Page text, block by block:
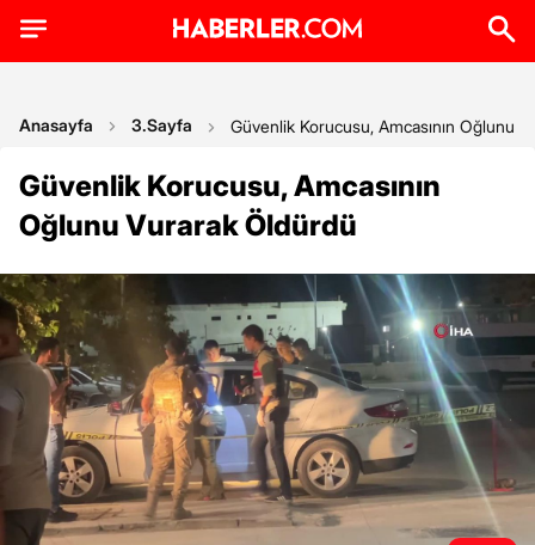
Anasayfa 3.Sayfa Güvenlik Korucusu, Amcasının Oğlunu
Güvenlik Korucusu, Amcasının
Oğlunu Vurarak Öldürdü